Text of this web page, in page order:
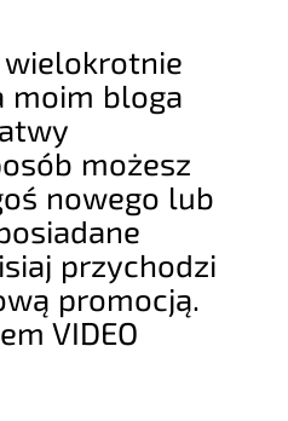
moim bloga
możesz
nowego lub
przychodzi
promocją.
VIDEO